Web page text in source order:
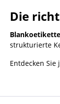
Die
strukturierte
Entdecken